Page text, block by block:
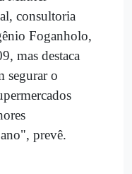
consultoria
Foganholo,
mas destaca
segurar o
prevê.